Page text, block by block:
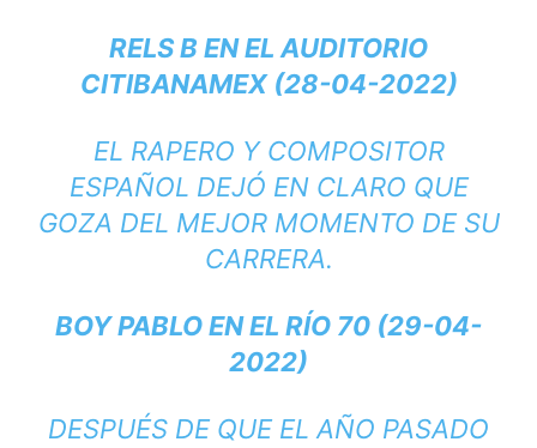
RELS B EN EL AUDITORIO
CITIBANAMEX (28-04-2022)
EL RAPERO Y COMPOSITOR
ESPAÑOL DEJÓ EN CLARO QUE
GOZA DEL MEJOR MOMENTO DE SU
CARRERA.
BOY PABLO EN EL RÍO 70 (29-04-
2022)
DESPUÉS DE QUE EL AÑO PASADO